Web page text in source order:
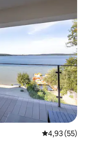
Évaluation
4,93 (55)